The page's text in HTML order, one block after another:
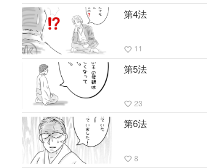
第4法
favorite_border 11
第5法
favorite_border 23
第6法
favorite_border 8